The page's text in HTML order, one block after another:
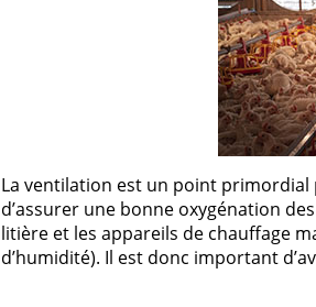
Vanne membrane carrée
Machine à soupe
Tuyaux
Serrage
La ventilation est un point primordial
d’assurer une bonne oxygénation
litière et les appareils de chauffage
d’humidité). Il est donc important